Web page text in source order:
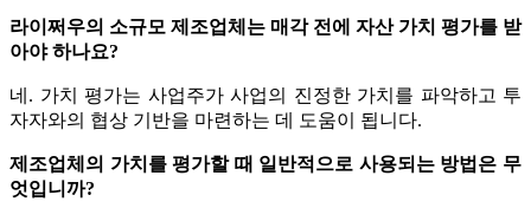
라이쩌우의 소규모 제조업체는 매각 전에 자산 가치 평가를 받
아야 하나요?
네. 가치 평가는 사업주가 사업의 진정한 가치를 파악하고 투
자자와의 협상 기반을 마련하는 데 도움이 됩니다.
제조업체의 가치를 평가할 때 일반적으로 사용되는 방법은 무
엇입니까?